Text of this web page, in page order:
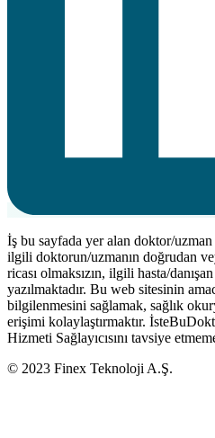
İş bu sayfada yer alan doktor/
ilgili doktorun/uzmanın doğrudan
ricası olmaksızın, ilgili hasta/
yazılmaktadır. Bu web sitesinin
bilgilenmesini sağlamak, sağlık
erişimi kolaylaştırmaktır.
Hizmeti Sağlayıcısını tavsiye
© 2023 Finex Teknoloji A.Ş.